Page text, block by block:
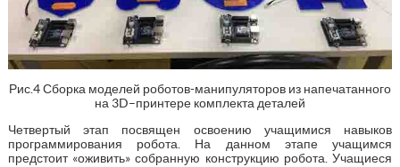
Рис.4 Сборка моделей роботов-манипуляторов из напечатанного
на 3D–принтере комплекта деталей
Четвертый этап посвящен освоению учащимися навыков
программирования робота. На данном этапе учащимся
предстоит «оживить» собранную конструкцию робота. Учащиеся